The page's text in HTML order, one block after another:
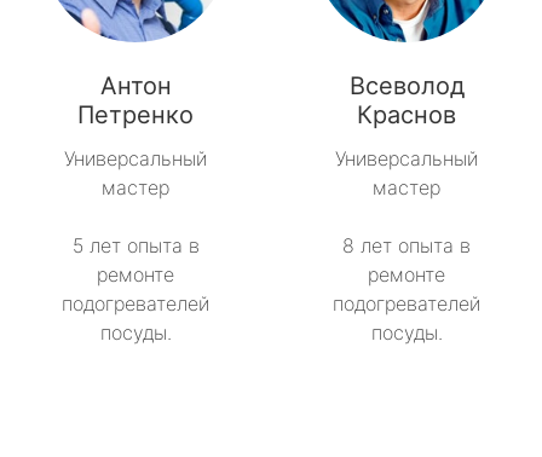
Антон
Петренко
Универсальный
мастер
5 лет опыта в
ремонте
подогревателей
посуды.
Всеволод
Краснов
Универсальный
мастер
8 лет опыта в
ремонте
подогревателей
посуды.